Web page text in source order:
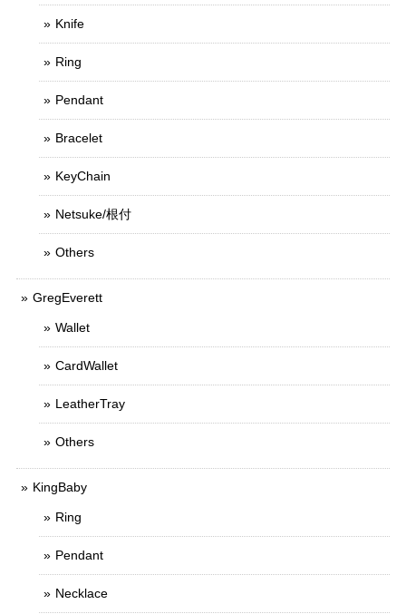
Knife
Ring
Pendant
Bracelet
KeyChain
Netsuke/根付
Others
GregEverett
Wallet
CardWallet
LeatherTray
Others
KingBaby
Ring
Pendant
Necklace